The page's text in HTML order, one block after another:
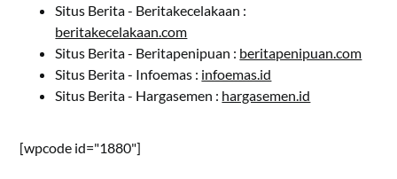
Situs Berita - Beritakecelakaan :
beritakecelakaan.com
Situs Berita - Beritapenipuan : beritapenipuan.com
Situs Berita - Infoemas : infoemas.id
Situs Berita - Hargasemen : hargasemen.id
[wpcode id="1880"]